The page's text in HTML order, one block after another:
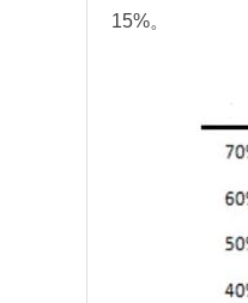
15%。